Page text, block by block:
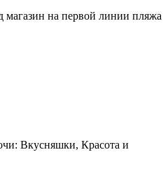
магазин на первой линии пляжа
Вкусняшки, Красота и